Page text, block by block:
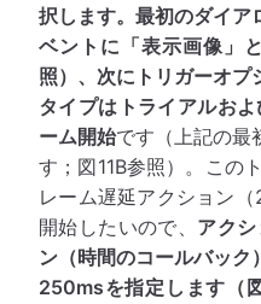
択します。最初のダイア
ベントに「表示画像」
照）、次にトリガーオプ
タイプは トライアルお
ーム開始です（上記の最
す；図11B参照）。この
レーム遅延アクション
開始したいので、 アク
ン（時間のコールバック）
250msを指定します（